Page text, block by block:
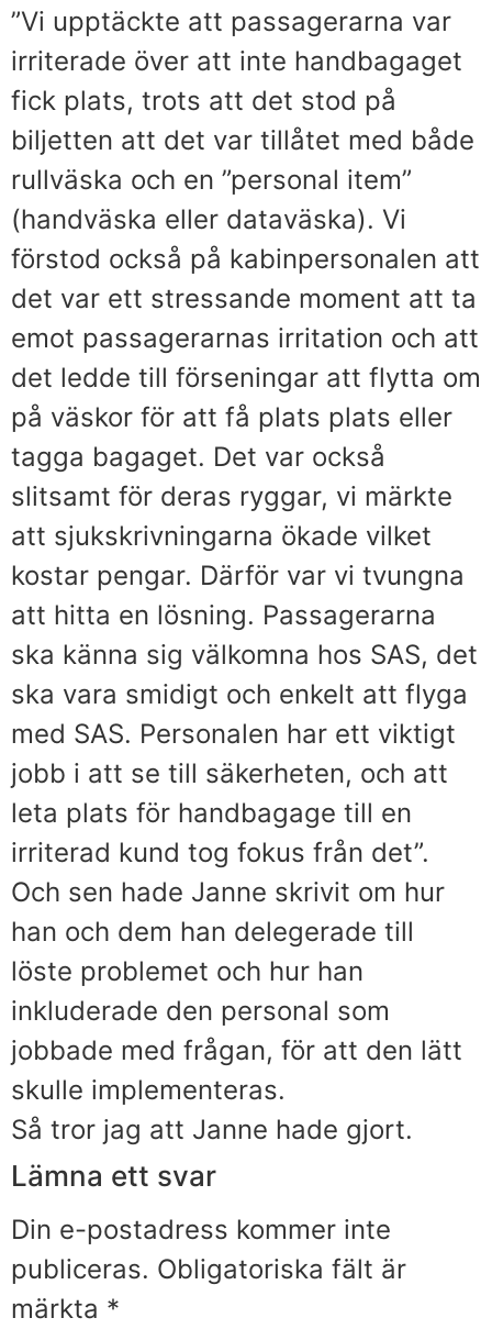
”Vi upptäckte att passagerarna var
irriterade över att inte handbagaget
fick plats, trots att det stod på
biljetten att det var tillåtet med både
rullväska och en ”personal item”
(handväska eller dataväska). Vi
förstod också på kabinpersonalen att
det var ett stressande moment att ta
emot passagerarnas irritation och att
det ledde till förseningar att flytta om
på väskor för att få plats plats eller
tagga bagaget. Det var också
slitsamt för deras ryggar, vi märkte
att sjukskrivningarna ökade vilket
kostar pengar. Därför var vi tvungna
att hitta en lösning. Passagerarna
ska känna sig välkomna hos SAS, det
ska vara smidigt och enkelt att flyga
med SAS. Personalen har ett viktigt
jobb i att se till säkerheten, och att
leta plats för handbagage till en
irriterad kund tog fokus från det”.
Och sen hade Janne skrivit om hur
han och dem han delegerade till
löste problemet och hur han
inkluderade den personal som
jobbade med frågan, för att den lätt
skulle implementeras.
Så tror jag att Janne hade gjort.
Lämna ett svar
Din e-postadress kommer inte
publiceras. Obligatoriska fält är
märkta *